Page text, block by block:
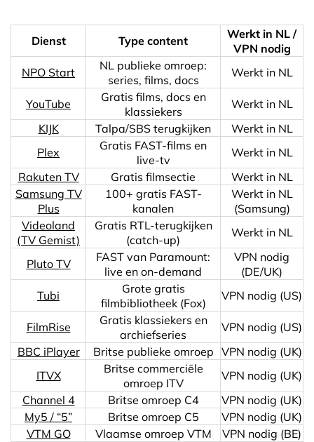
Dienst Type content
Werkt in NL /
VPN nodig
NPO Start
NL publieke omroep:
series, films, docs
Werkt in NL
YouTube
Gratis films, docs en
klassiekers
Werkt in NL
KIJK
Talpa/SBS terugkijken
Werkt in NL
Plex
Gratis FAST-films en
live-tv
Werkt in NL
Rakuten TV
Gratis filmsectie
Werkt in NL
Samsung TV
Plus
100+ gratis FAST-
kanalen
Werkt in NL
(Samsung)
Videoland
(TV Gemist)
Gratis RTL-terugkijken
(catch-up)
Werkt in NL
Pluto TV
FAST van Paramount:
live en on-demand
VPN nodig
(DE/UK)
Tubi
Grote gratis
filmbibliotheek (Fox)
VPN nodig (US)
FilmRise
Gratis klassiekers en
archiefseries
VPN nodig (US)
BBC iPlayer
Britse publieke omroep VPN nodig (UK)
ITVX
Britse commerciële
omroep ITV
VPN nodig (UK)
Channel 4
Britse omroep C4
VPN nodig (UK)
My5 / “5”
Britse omroep C5
VPN nodig (UK)
VTM GO
Vlaamse omroep VTM
VPN nodig (BE)